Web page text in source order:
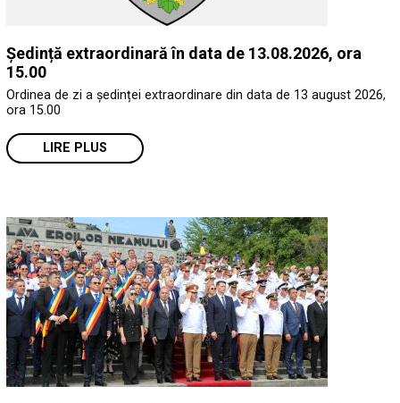
Ședință extraordinară în data de 13.08.2026, ora
15.00
Ordinea de zi a ședinței extraordinare din data de 13 august 2026,
ora 15.00
LIRE PLUS